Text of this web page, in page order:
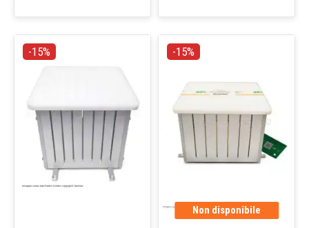
-15% -15%
Non disponibile